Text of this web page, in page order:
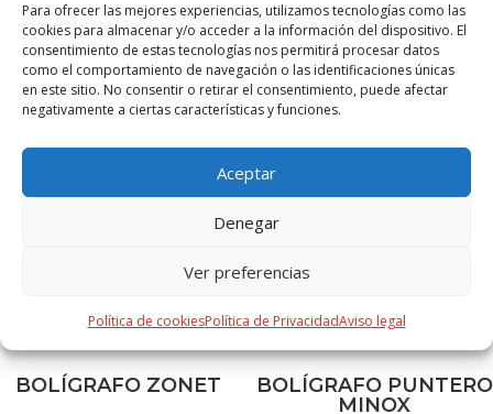
Para ofrecer las mejores experiencias, utilizamos tecnologías como las
cookies para almacenar y/o acceder a la información del dispositivo. El
consentimiento de estas tecnologías nos permitirá procesar datos
como el comportamiento de navegación o las identificaciones únicas
en este sitio. No consentir o retirar el consentimiento, puede afectar
negativamente a ciertas características y funciones.
Aceptar
Denegar
Ver preferencias
Política de cookiesPolítica de PrivacidadAviso legal
PRODUCTOS RELACIONADOS
BOLÍGRAFO ZONET
BOLÍGRAFO PUNTERO
MINOX